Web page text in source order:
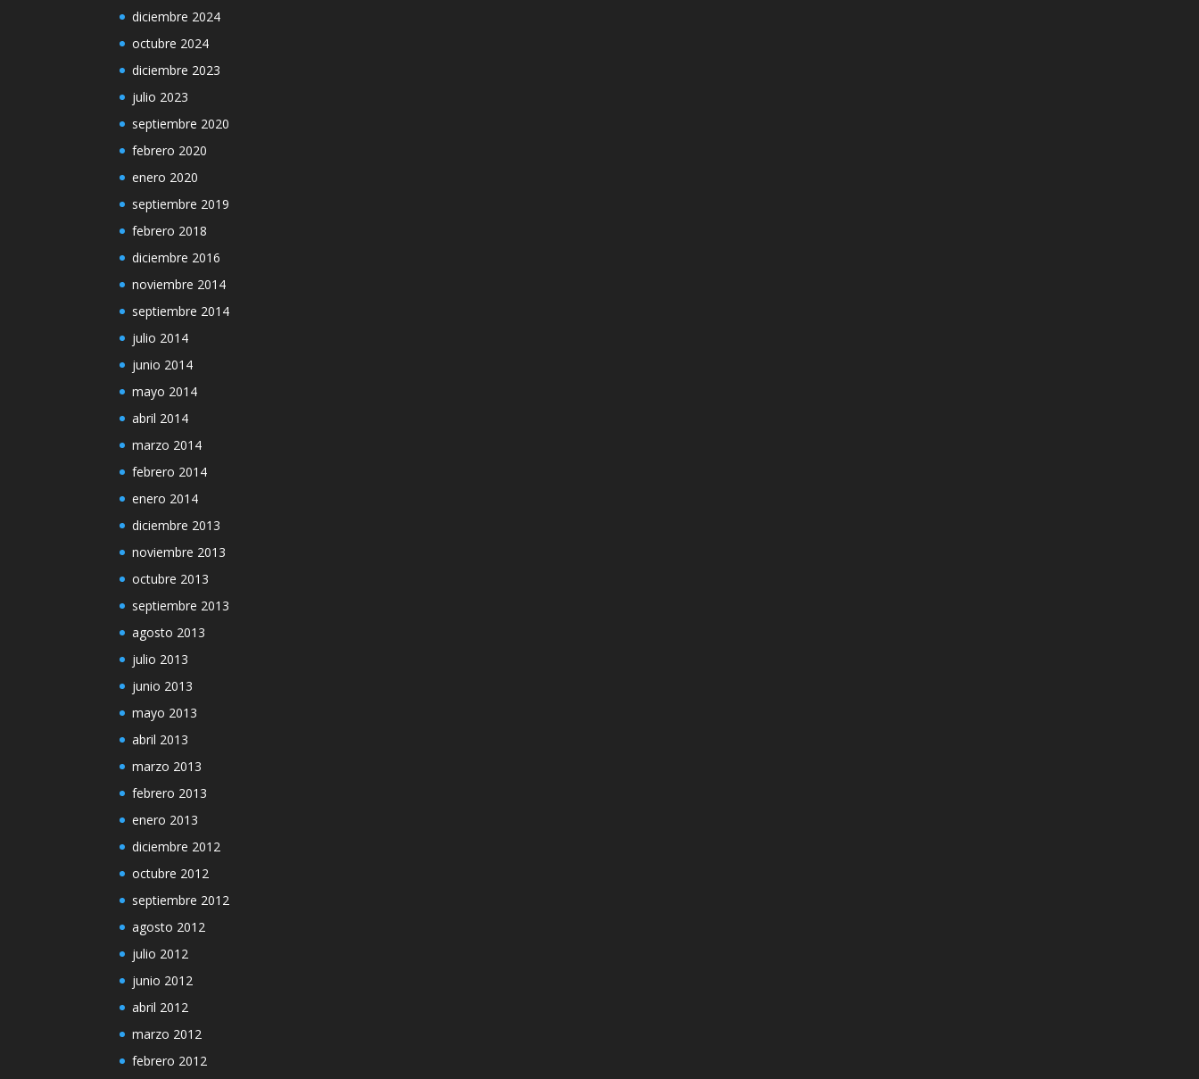
diciembre 2024
octubre 2024
diciembre 2023
julio 2023
septiembre 2020
febrero 2020
enero 2020
septiembre 2019
febrero 2018
diciembre 2016
noviembre 2014
septiembre 2014
julio 2014
junio 2014
mayo 2014
abril 2014
marzo 2014
febrero 2014
enero 2014
diciembre 2013
noviembre 2013
octubre 2013
septiembre 2013
agosto 2013
julio 2013
junio 2013
mayo 2013
abril 2013
marzo 2013
febrero 2013
enero 2013
diciembre 2012
octubre 2012
septiembre 2012
agosto 2012
julio 2012
junio 2012
abril 2012
marzo 2012
febrero 2012